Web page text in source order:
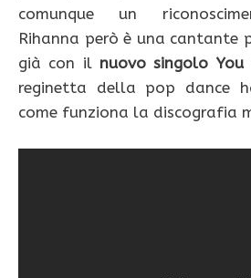
comunque un
Rihanna però è una cantante
già con il nuovo singolo You
reginetta della pop dance
come funziona la discografia